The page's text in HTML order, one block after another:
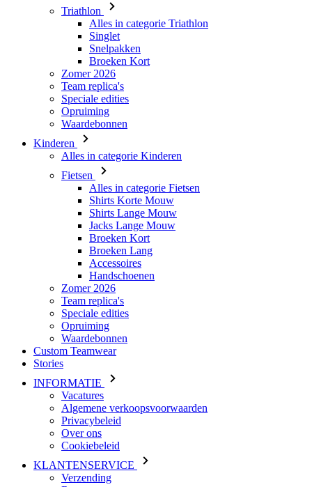
Zomer 2026
Team replica's
Speciale edities
Opruiming
Waardebonnen
Kinderen
Alles in categorie Kinderen
Fietsen
Alles in categorie Fietsen
Shirts Lange Mouw
Jacks Lange Mouw
Broeken Kort
Broeken Lang
Accessoires
Handschoenen
Zomer 2026
Team replica's
Speciale edities
Opruiming
Waardebonnen
Custom Teamwear
Stories
INFORMATIE
Vacatures
Algemene verkoopsvoorwaarden
Privacybeleid
Cookiebeleid
KLANTENSERVICE
Verzending
Retouren
Downloaden
Veelgestelde vragen
Maattabel
Contact